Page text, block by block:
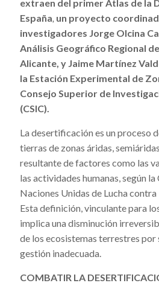
extraen del primerAtlas de la
España, un proyecto
investigadores Jorge Olcina
Análisis Geográfico Regional
Alicante, y Jaime Martínez
la Estación Experimental de
Consejo Superior de
(CSIC).
La desertificación es un proceso
tierras de zonas áridas,
resultante de factores como las
las actividades humanas, según
Naciones Unidas de Lucha
Esta definición, vinculante para
implica una disminución
de los ecosistemas terrestres
gestión inadecuada.
COMBATIR LA